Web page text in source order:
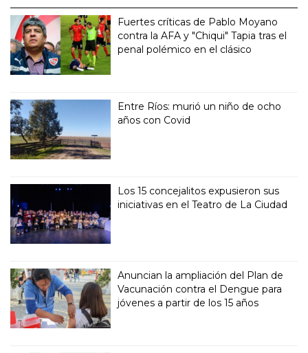
Fuertes críticas de Pablo Moyano
contra la AFA y "Chiqui" Tapia tras el
penal polémico en el clásico
Entre Ríos: murió un niño de ocho
años con Covid
Los 15 concejalitos expusieron sus
iniciativas en el Teatro de La Ciudad
Anuncian la ampliación del Plan de
Vacunación contra el Dengue para
jóvenes a partir de los 15 años